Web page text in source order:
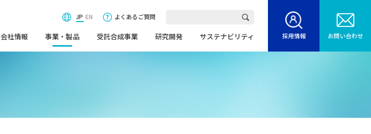
JP EN よくあるご質問
会社情報 事業・製品 受託合成事業 研究開発 サステナビリティ 採用情報 お問い合わせ